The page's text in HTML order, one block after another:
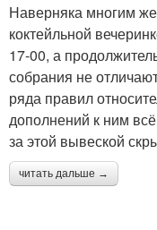
Наверняка многим
коктейльной
17-00, а
собрания не
ряда правил
дополнений к ним
за этой вывеской
читать дальше →